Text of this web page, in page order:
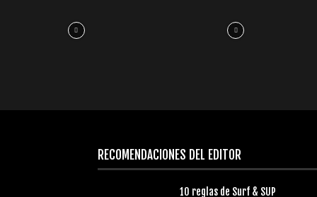
RECOMENDACIONES DEL EDITOR
10 reglas de Surf & SUP